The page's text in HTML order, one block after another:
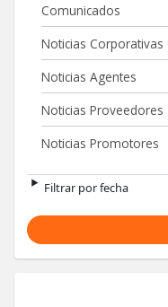
Comunicados
Noticias Corporativas
Noticias Agentes
Noticias Proveedores
Noticias Promotores
Filtrar por fecha